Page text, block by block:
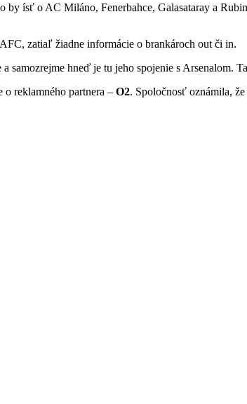
ísť o AC Miláno, Fenerbahce, Galasataray a
zatiaľ žiadne informácie o brankároch out či in.
samozrejme hneď je tu jeho spojenie s Arsenalom.
reklamného partnera – O2. Spoločnosť oznámila,